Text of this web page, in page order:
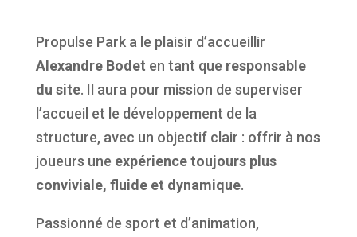
Propulse Park a le plaisir d’accueillir
Alexandre Bodet en tant que responsable
du site. Il aura pour mission de superviser
l’accueil et le développement de la
structure, avec un objectif clair : offrir à nos
joueurs une expérience toujours plus
conviviale, fluide et dynamique.
Passionné de sport et d’animation,